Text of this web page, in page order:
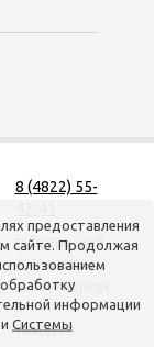
8 (4822) 55-
г. Тверь, наб.
А. Никитина,
д. 144 корпус
1
(вход со
предоставления
сайте. Продолжая
информации
и Системы